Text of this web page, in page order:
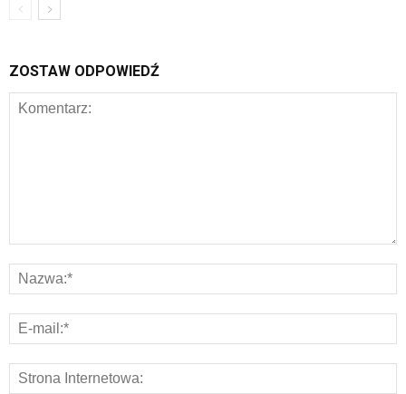
ZOSTAW ODPOWIEDŹ